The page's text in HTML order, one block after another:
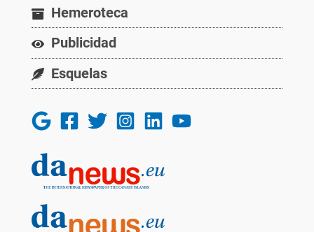
Hemeroteca
Publicidad
Esquelas